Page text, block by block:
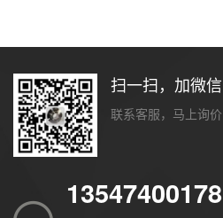
扫一扫，加微信
联系客服，马上询价
13547400178